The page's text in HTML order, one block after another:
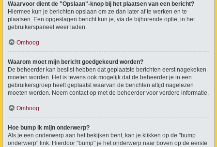
Waarvoor dient de "Opslaan"-knop bij het plaatsen van een bericht?
Hiermee kun je berichten opslaan om ze dan later af te werken en te
plaatsen. Een opgeslagen bericht kun je, via de bijhorende optie, in het
gebruikerspaneel weer laden.
Omhoog
Waarom moet mijn bericht goedgekeurd worden?
De beheerder kan beslist hebben dat geplaatste berichten eerst nagekeken
moeten worden. Het is tevens ook mogelijk dat de beheerder je in een
gebruikersgroep heeft geplaatst waarvan de berichten altijd nagelezen
moeten worden. Neem contact op met de beheerder voor verdere informatie.
Omhoog
Hoe bump ik mijn onderwerp?
Als je een onderwerp aan het bekijken bent, kan je klikken op de "bump
onderwerp" link. Hierdoor "bump" je het onderwerp naar boven op de eerste